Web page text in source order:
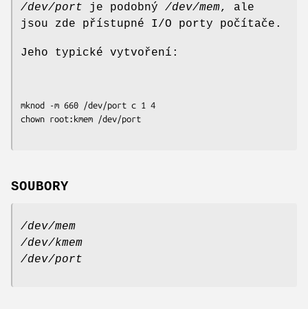
/dev/port je podobný /dev/mem, ale
jsou zde přístupné I/O porty počítače.
Jeho typické vytvoření:
mknod -m 660 /dev/port c 1 4
SOUBORY
/dev/mem
/dev/kmem
/dev/port